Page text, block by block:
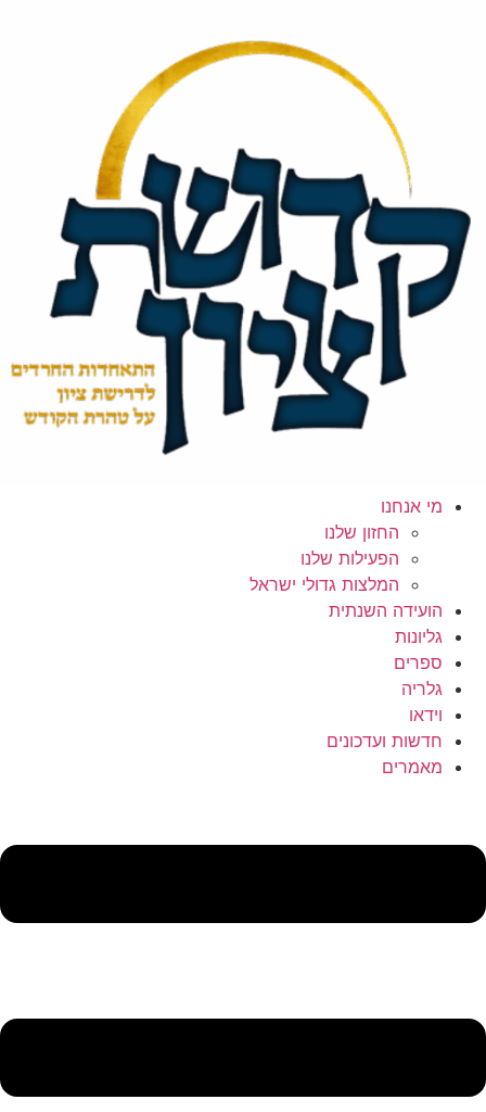
מי אנחנו
החזון שלנו
הפעילות שלנו
המלצות גדולי ישראל
הועידה השנתית
גליונות
ספרים
גלריה
וידאו
חדשות ועדכונים
מאמרים